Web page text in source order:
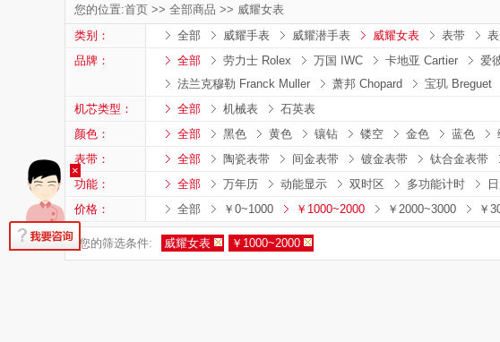
您的位置:首页 >> 全部商品 >> 威耀女表
类别：
全部 威耀手表 威耀潜手表 威耀女表 表带
品牌：
全部 劳力士 Rolex 万国 IWC 卡地亚 Cartier 爱
法兰克穆勒 Franck Muller
萧邦 Chopard 宝玑 Breguet
机芯类型：
全部 机械表
石英表
颜色：
全部 黑色 黄色 镶钻 镂空 金色 蓝色
表带：
全部 陶瓷表带 间金表带 镀金表带 钛合金表带
功能：
全部 万年历 动能显示 双时区 多功能计时
价格：
全部 ￥0~1000 ￥1000~2000 ￥2000~3000 ￥
您的筛选条件: 威耀女表 ￥1000~2000
×